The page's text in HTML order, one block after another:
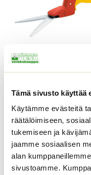
Tämä sivusto käyttää
Käytämme evästeitä
räätälöimiseen,
tukemiseen ja
jaamme sosiaalisen
alan
sivustoamme.
Ruohosakset Wolf-
19,90€ Sisältää